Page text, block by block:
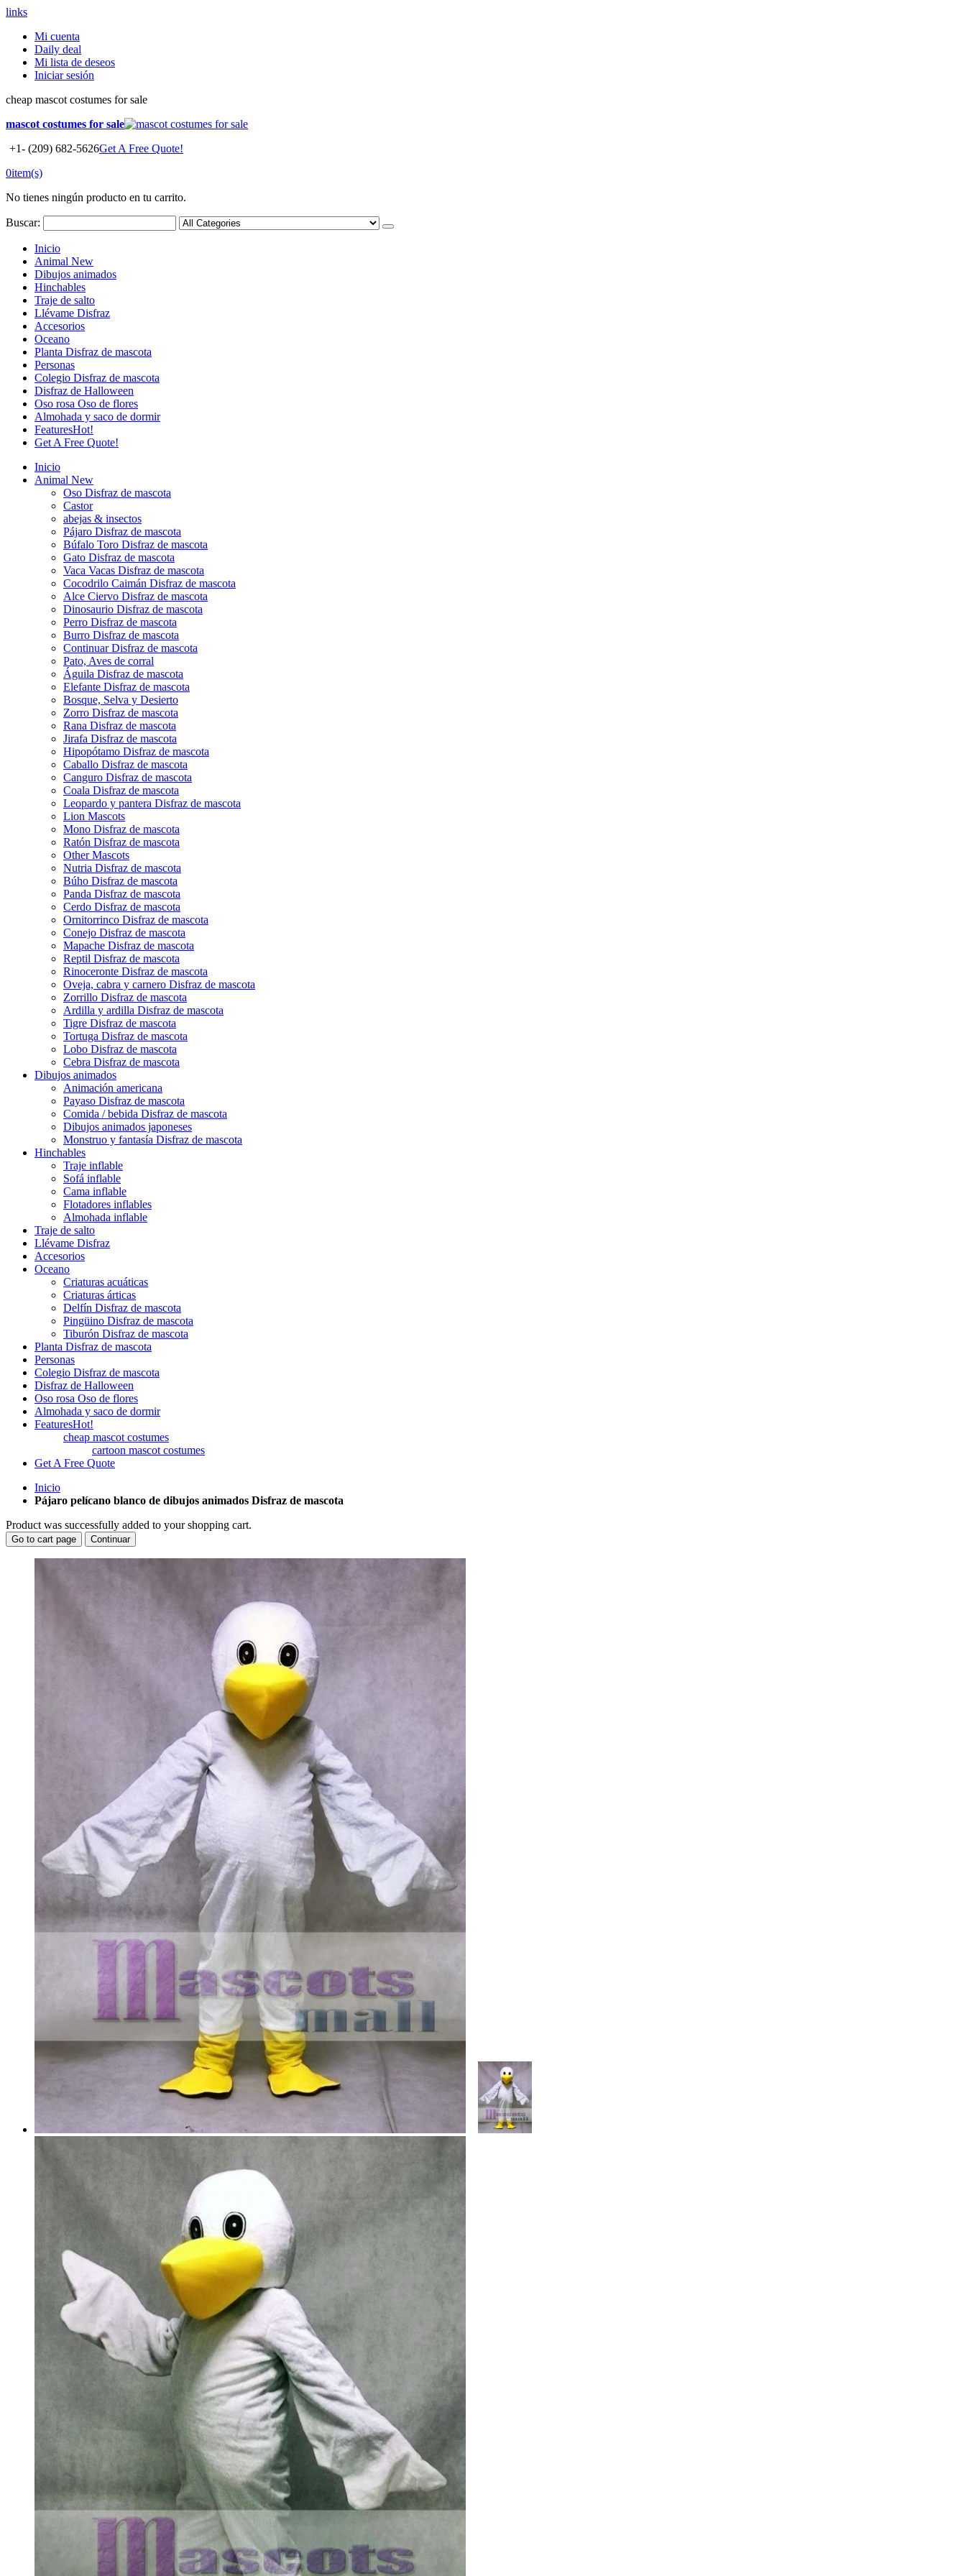
links
Mi cuenta
Daily deal
Mi lista de deseos
Iniciar sesión
cheap mascot costumes for sale
mascot costumes for sale
+1- (209) 682-5626Get A Free Quote!
0item(s)
No tienes ningún producto en tu carrito.
Buscar:
Inicio
Animal New
Dibujos animados
Hinchables
Traje de salto
Llévame Disfraz
Accesorios
Oceano
Planta Disfraz de mascota
Personas
Colegio Disfraz de mascota
Disfraz de Halloween
Oso rosa Oso de flores
Almohada y saco de dormir
FeaturesHot!
Get A Free Quote!
Inicio
Animal New
Oso Disfraz de mascota
Castor
abejas & insectos
Pájaro Disfraz de mascota
Búfalo Toro Disfraz de mascota
Gato Disfraz de mascota
Vaca Vacas Disfraz de mascota
Cocodrilo Caimán Disfraz de mascota
Alce Ciervo Disfraz de mascota
Dinosaurio Disfraz de mascota
Perro Disfraz de mascota
Burro Disfraz de mascota
Continuar Disfraz de mascota
Pato, Aves de corral
Águila Disfraz de mascota
Elefante Disfraz de mascota
Bosque, Selva y Desierto
Zorro Disfraz de mascota
Rana Disfraz de mascota
Jirafa Disfraz de mascota
Hipopótamo Disfraz de mascota
Caballo Disfraz de mascota
Canguro Disfraz de mascota
Coala Disfraz de mascota
Leopardo y pantera Disfraz de mascota
Lion Mascots
Mono Disfraz de mascota
Ratón Disfraz de mascota
Other Mascots
Nutria Disfraz de mascota
Búho Disfraz de mascota
Panda Disfraz de mascota
Cerdo Disfraz de mascota
Ornitorrinco Disfraz de mascota
Conejo Disfraz de mascota
Mapache Disfraz de mascota
Reptil Disfraz de mascota
Rinoceronte Disfraz de mascota
Oveja, cabra y carnero Disfraz de mascota
Zorrillo Disfraz de mascota
Ardilla y ardilla Disfraz de mascota
Tigre Disfraz de mascota
Tortuga Disfraz de mascota
Lobo Disfraz de mascota
Cebra Disfraz de mascota
Dibujos animados
Animación americana
Payaso Disfraz de mascota
Comida / bebida Disfraz de mascota
Dibujos animados japoneses
Monstruo y fantasía Disfraz de mascota
Hinchables
Traje inflable
Sofá inflable
Cama inflable
Flotadores inflables
Almohada inflable
Traje de salto
Llévame Disfraz
Accesorios
Oceano
Criaturas acuáticas
Criaturas árticas
Delfín Disfraz de mascota
Pingüino Disfraz de mascota
Tiburón Disfraz de mascota
Planta Disfraz de mascota
Personas
Colegio Disfraz de mascota
Disfraz de Halloween
Oso rosa Oso de flores
Almohada y saco de dormir
FeaturesHot!
cheap mascot costumes
cartoon mascot costumes
Get A Free Quote
Inicio
Pájaro pelícano blanco de dibujos animados Disfraz de mascota
Product was successfully added to your shopping cart.
Go to cart page Continuar